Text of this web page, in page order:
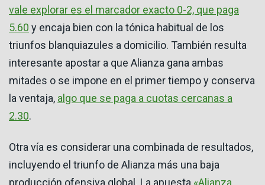
vale explorar es el marcador exacto 0-2, que paga
5.60 y encaja bien con la tónica habitual de los
triunfos blanquiazules a domicilio. También resulta
interesante apostar a que Alianza gana ambas
mitades o se impone en el primer tiempo y conserva
la ventaja, algo que se paga a cuotas cercanas a
2.30.
Otra vía es considerar una combinada de resultados,
incluyendo el triunfo de Alianza más una baja
producción ofensiva global. La apuesta «Alianza